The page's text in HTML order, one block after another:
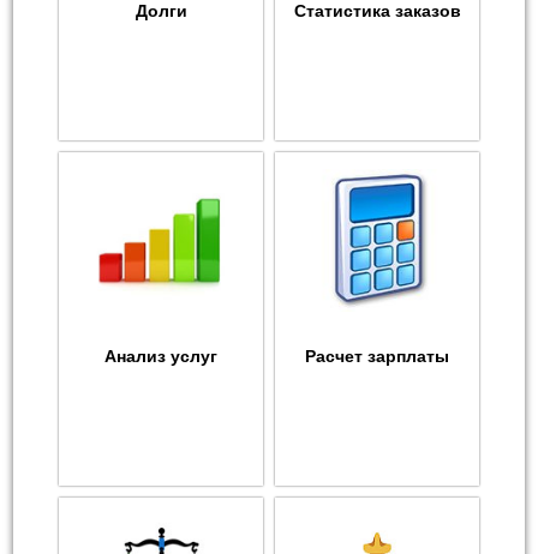
Долги Статистика заказов
Анализ услуг Расчет зарплаты